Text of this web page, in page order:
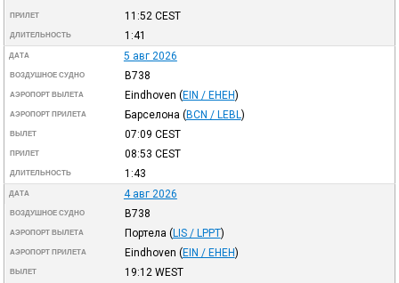
ПРИЛЕТ 11:52 CEST
ДЛИТЕЛЬНОСТЬ 1:41
ДАТА 5 авг 2026
ВОЗДУШНОЕ СУДНО B738
АЭРОПОРТ ВЫЛЕТА Eindhoven (EIN / EHEH)
АЭРОПОРТ ПРИЛЕТА Барселона (BCN / LEBL )
ВЫЛЕТ 07:09 CEST
ПРИЛЕТ 08:53 CEST
ДЛИТЕЛЬНОСТЬ 1:43
ДАТА 4 авг 2026
ВОЗДУШНОЕ СУДНО B738
АЭРОПОРТ ВЫЛЕТА Портела (LIS / LPPT)
АЭРОПОРТ ПРИЛЕТА Eindhoven (EIN / EHEH)
ВЫЛЕТ 19:12 WEST